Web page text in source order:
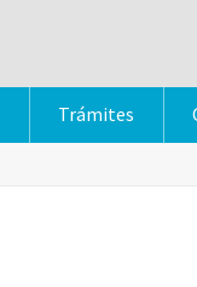
Trámites